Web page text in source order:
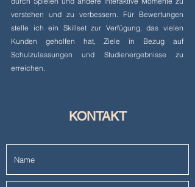
verstehen und zu verbessern. Für Bewertungen
stelle ich ein Skillset zur Verfügung, das vielen
Kunden geholfen hat, Ziele in Bezug auf
Schulzulassungen und Studienergebnisse zu
erreichen.
KONTAKT